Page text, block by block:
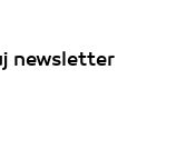
kursora (34)
newsletter